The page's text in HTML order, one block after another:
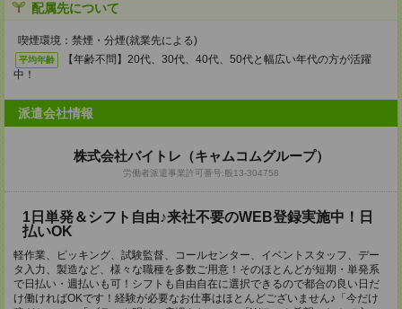
配属先について
喫煙環境：禁煙・分煙(就業先による)
平均年齢
【年齢不問】20代、30代、40代、50代と幅広い年代の方が活躍
中！
派遣会社情報
株式会社バイトレ（キャムコムグループ）
労働者派遣事業許可番号:般13-304758
1日単発＆シフト自由♪来社不要のWEB登録実施中！日
払いOK
軽作業、ピッキング、試験監督、コールセンター、イベントスタッフ、デー
タ入力、製造など、様々な職種を多数ご用意！そのほとんどが短期・単発系
で日払い・週払いも可！シフトも自由自在に選択できるので都合の良い日だ
け働ければOKです！経験が必要なお仕事はほとんどございません♪「今だけ